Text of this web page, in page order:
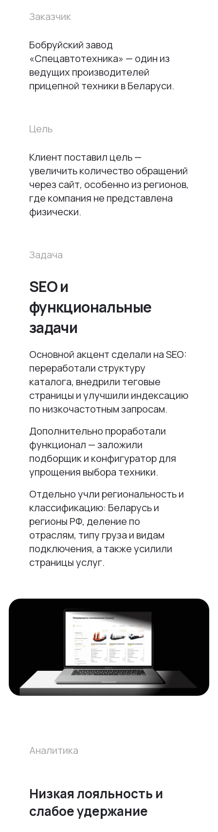
Заказчик
Бобруйский завод
«Спецавтотехника» — один из
ведущих производителей
прицепной техники в Беларуси.
Цель
Клиент поставил цель —
увеличить количество обращений
через сайт, особенно из регионов,
где компания не представлена
физически.
Задача
SEO и
функциональные
задачи
Основной акцент сделали на SEO:
переработали структуру
каталога, внедрили теговые
страницы и улучшили индексацию
по низкочастотным запросам.
Дополнительно проработали
функционал — заложили
подборщик и конфигуратор для
упрощения выбора техники.
Отдельно учли региональность и
классификацию: Беларусь и
регионы РФ, деление по
отраслям, типу груза и видам
подключения, а также усилили
страницы услуг.
Аналитика
Низкая лояльность и
слабое удержание